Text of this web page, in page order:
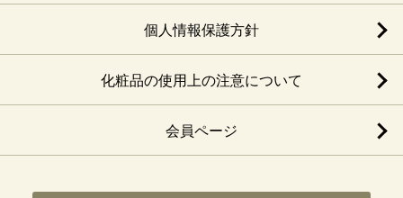
個人情報保護方針
化粧品の使用上の注意について
会員ページ